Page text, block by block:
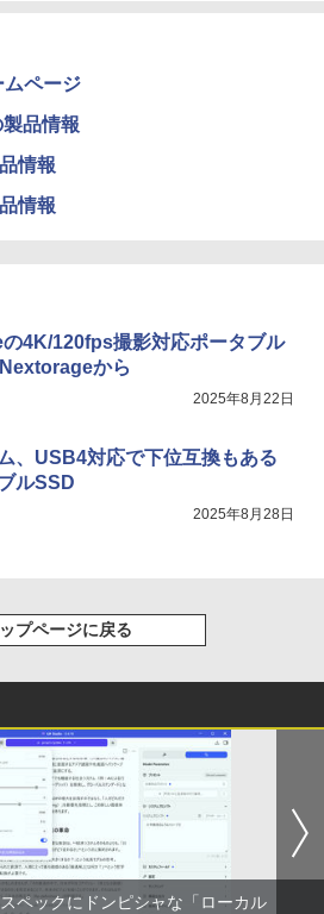
ページ
品情報
情報
情報
4K/120fps撮影対応ポータブル
から
2025年8月22日
、USB4対応で下位互換もある
ルSSD
2025年8月28日
ップページに戻る
ペックにドンピシャな「ローカル